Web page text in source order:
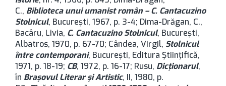
C., Biblioteca unui umanist român – C. Cantacuzino
Stolnicul, București, 1967, p. 3-4; Dima-Drăgan, C.,
Bacâru, Livia, C. Cantacuzino Stolnicul, București,
Albatros, 1970, p. 67-70; Cândea, Virgil, Stolnicul
între contemporani, București, Editura Ştiinţifică,
1971, p. 18-19; CB, 1972, p. 16-17; Rusu, Dicţionarul,
în Brașovul Literar și Artistic, II, 1980, p.